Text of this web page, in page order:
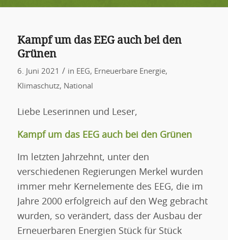
Kampf um das EEG auch bei den
Grünen
6. Juni 2021 / in EEG, Erneuerbare Energie,
Klimaschutz, National
Liebe Leserinnen und Leser,
Kampf um das EEG auch bei den Grünen
Im letzten Jahrzehnt, unter den
verschiedenen Regierungen Merkel wurden
immer mehr Kernelemente des EEG, die im
Jahre 2000 erfolgreich auf den Weg gebracht
wurden, so verändert, dass der Ausbau der
Erneuerbaren Energien Stück für Stück